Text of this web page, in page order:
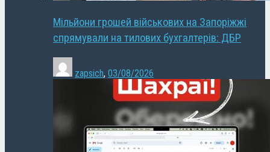
Мільйони грошей військових на Запоріжжі
спрямували на тилових бухгалтерів: ДБР
zapsich, 03/08/2026